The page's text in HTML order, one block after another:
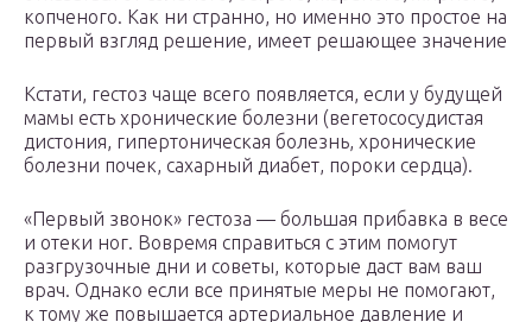
копченого. Как ни странно, но именно это простое на
первый взгляд решение, имеет решающее значение
Кстати, гестоз чаще всего появляется, если у будущей
мамы есть хронические болезни (вегетососудистая
дистония, гипертоническая болезнь, хронические
болезни почек, сахарный диабет, пороки сердца).
«Первый звонок» гестоза — большая прибавка в весе
и отеки ног. Вовремя справиться с этим помогут
разгрузочные дни и советы, которые даст вам ваш
врач. Однако если все принятые меры не помогают,
к тому же повышается артериальное давление и